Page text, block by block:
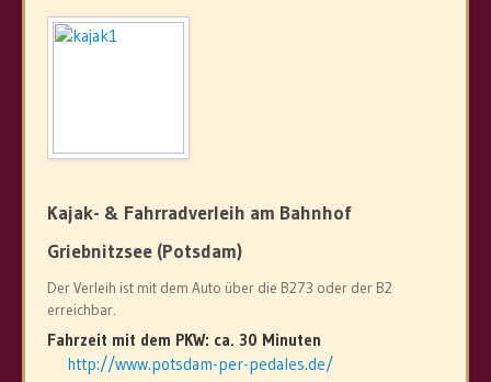
Kajak- & Fahrradverleih am Bahnhof
Griebnitzsee (Potsdam)
Der Verleih ist mit dem Auto über die B273 oder der B2
erreichbar.
Fahrzeit mit dem PKW: ca. 30 Minuten
http://www.potsdam-per-pedales.de/